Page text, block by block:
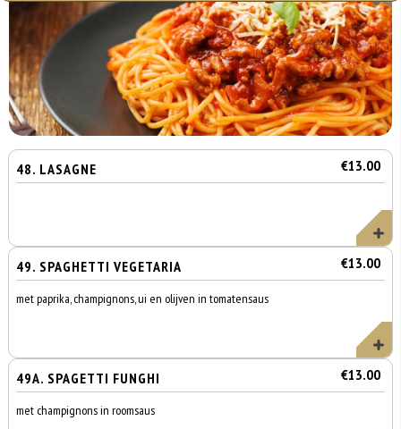
48. LASAGNE €13.00
49. SPAGHETTI VEGETARIA €13.00
met paprika, champignons, ui en olijven in tomatensaus
49A. SPAGETTI FUNGHI €13.00
met champignons in roomsaus